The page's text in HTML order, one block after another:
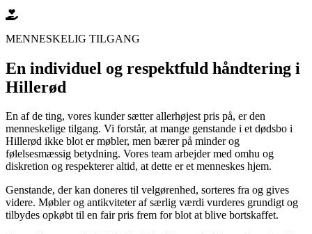
MENNESKELIG TILGANG
En individuel og respektfuld håndtering i
Hillerød
En af de ting, vores kunder sætter allerhøjest pris på, er den
menneskelige tilgang. Vi forstår, at mange genstande i et dødsbo i
Hillerød ikke blot er møbler, men bærer på minder og
følelsesmæssig betydning. Vores team arbejder med omhu og
diskretion og respekterer altid, at dette er et menneskes hjem.
Genstande, der kan doneres til velgørenhed, sorteres fra og gives
videre. Møbler og antikviteter af særlig værdi vurderes grundigt og
tilbydes opkøbt til en fair pris frem for blot at blive bortskaffet.